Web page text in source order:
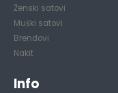
Ženski satovi
Muški satovi
Brendovi
Nakit
Info